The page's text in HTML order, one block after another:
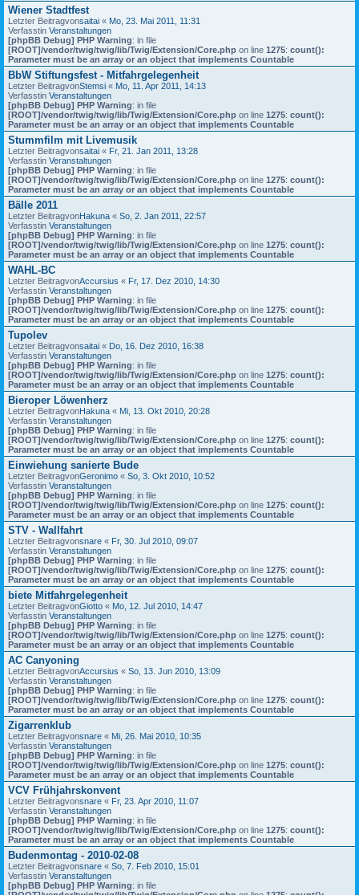
Wiener Stadtfest
Letzter Beitragvonsaitai « Mo, 23. Mai 2011, 11:31
Verfasstin Veranstaltungen
[phpBB Debug] PHP Warning: in file
[ROOT]/vendor/twig/twig/lib/Twig/Extension/Core.php on line 1275: count():
Parameter must be an array or an object that implements Countable
BbW Stiftungsfest - Mitfahrgelegenheit
Letzter BeitragvonStemsi « Mo, 11. Apr 2011, 14:13
Verfasstin Veranstaltungen
[phpBB Debug] PHP Warning: in file
[ROOT]/vendor/twig/twig/lib/Twig/Extension/Core.php on line 1275: count():
Parameter must be an array or an object that implements Countable
Stummfilm mit Livemusik
Letzter Beitragvonsaitai « Fr, 21. Jan 2011, 13:28
Verfasstin Veranstaltungen
[phpBB Debug] PHP Warning: in file
[ROOT]/vendor/twig/twig/lib/Twig/Extension/Core.php on line 1275: count():
Parameter must be an array or an object that implements Countable
Bälle 2011
Letzter BeitragvonHakuna « So, 2. Jan 2011, 22:57
Verfasstin Veranstaltungen
[phpBB Debug] PHP Warning: in file
[ROOT]/vendor/twig/twig/lib/Twig/Extension/Core.php on line 1275: count():
Parameter must be an array or an object that implements Countable
WAHL-BC
Letzter BeitragvonAccursius « Fr, 17. Dez 2010, 14:30
Verfasstin Veranstaltungen
[phpBB Debug] PHP Warning: in file
[ROOT]/vendor/twig/twig/lib/Twig/Extension/Core.php on line 1275: count():
Parameter must be an array or an object that implements Countable
Tupolev
Letzter Beitragvonsaitai « Do, 16. Dez 2010, 16:38
Verfasstin Veranstaltungen
[phpBB Debug] PHP Warning: in file
[ROOT]/vendor/twig/twig/lib/Twig/Extension/Core.php on line 1275: count():
Parameter must be an array or an object that implements Countable
Bieroper Löwenherz
Letzter BeitragvonHakuna « Mi, 13. Okt 2010, 20:28
Verfasstin Veranstaltungen
[phpBB Debug] PHP Warning: in file
[ROOT]/vendor/twig/twig/lib/Twig/Extension/Core.php on line 1275: count():
Parameter must be an array or an object that implements Countable
Einwiehung sanierte Bude
Letzter BeitragvonGeronimo « So, 3. Okt 2010, 10:52
Verfasstin Veranstaltungen
[phpBB Debug] PHP Warning: in file
[ROOT]/vendor/twig/twig/lib/Twig/Extension/Core.php on line 1275: count():
Parameter must be an array or an object that implements Countable
STV - Wallfahrt
Letzter Beitragvonsnare « Fr, 30. Jul 2010, 09:07
Verfasstin Veranstaltungen
[phpBB Debug] PHP Warning: in file
[ROOT]/vendor/twig/twig/lib/Twig/Extension/Core.php on line 1275: count():
Parameter must be an array or an object that implements Countable
biete Mitfahrgelegenheit
Letzter BeitragvonGiotto « Mo, 12. Jul 2010, 14:47
Verfasstin Veranstaltungen
[phpBB Debug] PHP Warning: in file
[ROOT]/vendor/twig/twig/lib/Twig/Extension/Core.php on line 1275: count():
Parameter must be an array or an object that implements Countable
AC Canyoning
Letzter BeitragvonAccursius « So, 13. Jun 2010, 13:09
Verfasstin Veranstaltungen
[phpBB Debug] PHP Warning: in file
[ROOT]/vendor/twig/twig/lib/Twig/Extension/Core.php on line 1275: count():
Parameter must be an array or an object that implements Countable
Zigarrenklub
Letzter Beitragvonsnare « Mi, 26. Mai 2010, 10:35
Verfasstin Veranstaltungen
[phpBB Debug] PHP Warning: in file
[ROOT]/vendor/twig/twig/lib/Twig/Extension/Core.php on line 1275: count():
Parameter must be an array or an object that implements Countable
VCV Frühjahrskonvent
Letzter Beitragvonsnare « Fr, 23. Apr 2010, 11:07
Verfasstin Veranstaltungen
[phpBB Debug] PHP Warning: in file
[ROOT]/vendor/twig/twig/lib/Twig/Extension/Core.php on line 1275: count():
Parameter must be an array or an object that implements Countable
Budenmontag - 2010-02-08
Letzter Beitragvonsnare « So, 7. Feb 2010, 15:01
Verfasstin Veranstaltungen
[phpBB Debug] PHP Warning: in file